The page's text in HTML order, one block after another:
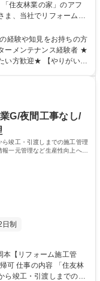
ま、当社でリフォームを
は臨時的な巡回・点検
20～23件)■臨時点検：
え点検(1日に1～2件程
ト頂きます。≪変更の範
経験や知見をお持ちの方
ーメンテナンス経験者 ★
【やりがい】
属先にてOJTを行いま
た研修もありますの
：大
第一種運転免許普通自
G/夜間工事なし/
ら竣工・引渡しまでの施工管理
一元管理など生産性向上への
制
友林
ら竣工・引渡しまでの施